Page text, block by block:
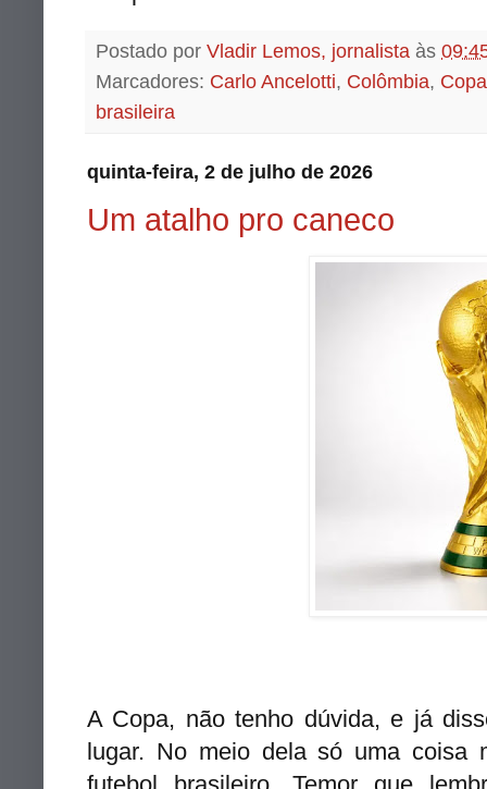
Postado por Vladir Lemos, jornalista às
Marcadores: Carlo Ancelotti, Colômbia,
brasileira
quinta-feira, 2 de julho de 2026
Um atalho pro caneco
A Copa, não tenho dúvida, e já
lugar. No meio dela só uma coisa